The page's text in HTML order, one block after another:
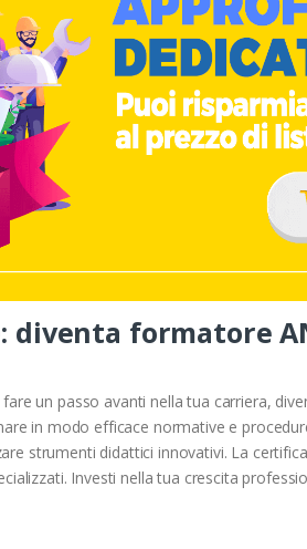
formatore
un passo avanti nella tua carriera,
in modo efficace normative e
strumenti didattici innovativi. La
Investi nella tua crescita